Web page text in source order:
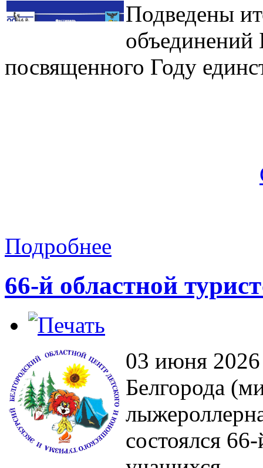
Подведены
объединений
посвященного Году
Подробнее
66-й областной
03 июня 2026
Белгорода
состоялся